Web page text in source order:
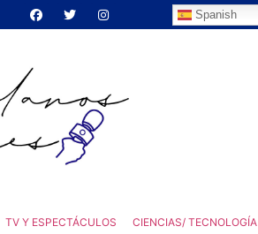
Spanish
TV Y ESPECTÁCULOS CIENCIAS/ TECNOLOGÍA